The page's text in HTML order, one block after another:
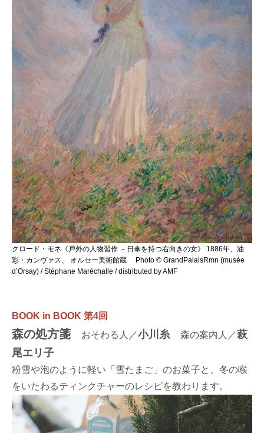
クロード・モネ《戸外の人物習作 －日傘を持つ右向きの女》 1886年、油
彩・カンヴァス、 オルセー美術館蔵 Photo © GrandPalaisRmn (musée
d’Orsay) / Stéphane Maréchalle / distributed by AMF
BOOK in BOOK 第4回
森の処方箋 おそわる人／小川糸 森の案内人／萩
尾エリ子
粉雪や泡のように軽い「雪たまご」のお菓子と、冬の喉
をいたわるティンクチャーのレシピを教わります。